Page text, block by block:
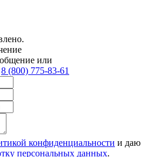
или
8 (800) 775-83-61
конфиденциальности и даю
персональных данных.